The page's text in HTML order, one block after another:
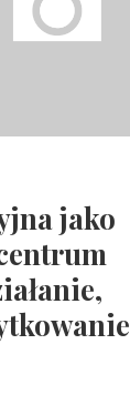
jako